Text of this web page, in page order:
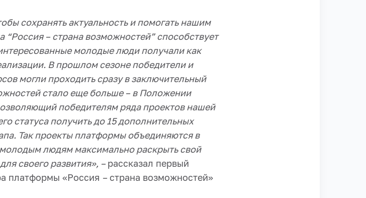
сохранять актуальность и помогать нашим
– страна возможностей” способствует
молодые люди получали как
В прошлом сезоне победители и
могли проходить сразу в заключительный
стало еще больше – в Положении
победителям ряда проектов нашей
статуса получить до 15 дополнительных
Так проекты платформы объединяются в
людям максимально раскрыть свой
своего развития», – рассказал первый
платформы «Россия – страна возможностей»